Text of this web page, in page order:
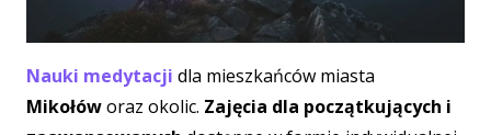
Nauki medytacji dla mieszkańców miasta
Mikołóworaz okolic. Zajęcia dla początkujących i